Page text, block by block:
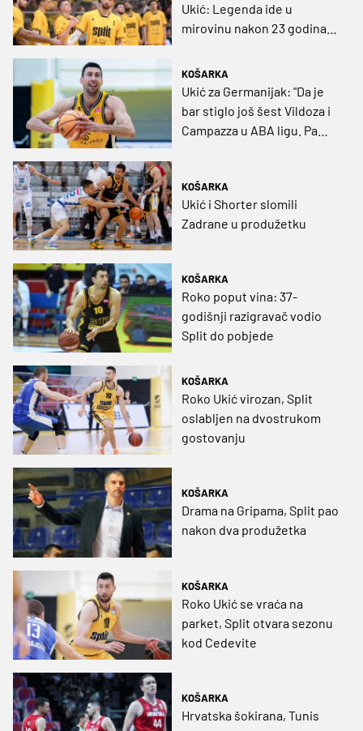
Ukić: Legenda ide u
mirovinu nakon 23 godina
KOŠARKA
Ukić za Germanijak: "Da je
bar stiglo još šest Vildoza i
Campazza u ABA ligu. Pa
kome to smeta"
KOŠARKA
Ukić i Shorter slomili
Zadrane u produžetku
KOŠARKA
Roko poput vina: 37-
godišnji razigravač vodio
Split do pobjede
KOŠARKA
Roko Ukić virozan, Split
oslabljen na dvostrukom
gostovanju
KOŠARKA
Drama na Gripama, Split pao
nakon dva produžetka
KOŠARKA
Roko Ukić se vraća na
parket, Split otvara sezonu
kod Cedevite
KOŠARKA
Hrvatska šokirana, Tunis